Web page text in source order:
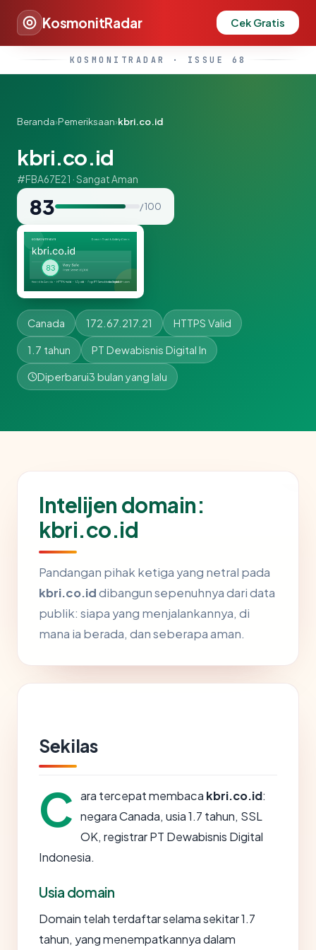
KosmonitRadar Cek Gratis
KOSMONITRADAR · ISSUE 68
Beranda›Pemeriksaan›kbri.co.id
kbri.co.id
#FBA67E21 · Sangat Aman
83 / 100
Canada 172.67.217.21 HTTPS Valid
1.7 tahun PT Dewabisnis Digital In
Diperbarui3 bulan yang lalu
Intelijen domain:
kbri.co.id
Pandangan pihak ketiga yang netral pada
kbri.co.iddibangun sepenuhnya dari data
publik: siapa yang menjalankannya, di
mana ia berada, dan seberapa aman.
Sekilas
C ara tercepat membaca kbri.co.id:
negara Canada, usia 1.7 tahun, SSL
OK, registrar PT Dewabisnis Digital
Indonesia.
Usia domain
Domain telah terdaftar selama sekitar 1.7
tahun, yang menempatkannya dalam